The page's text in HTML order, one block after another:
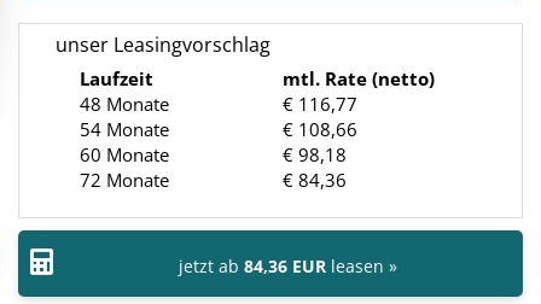
unser Leasingvorschlag
Laufzeit
mtl. Rate (netto)
48 Monate
€ 116,77
54 Monate
€ 108,66
60 Monate
€ 98,18
72 Monate
€ 84,36
jetzt ab 84,36 EUR leasen »